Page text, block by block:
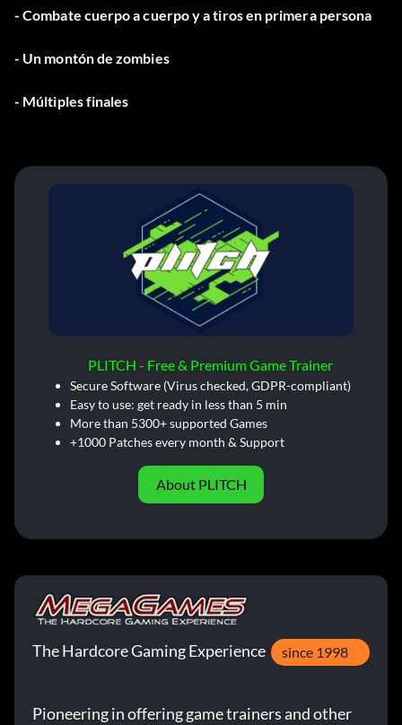
- Combate cuerpo a cuerpo y a tiros en primera persona
- Un montón de zombies
- Múltiples finales
PLITCH - Free & Premium Game Trainer
Secure Software (Virus checked, GDPR-compliant)
Easy to use: get ready in less than 5 min
More than 5300+ supported Games
+1000 Patches every month & Support
About PLITCH
The Hardcore Gaming Experience since 1998
Pioneering in offering game trainers and other